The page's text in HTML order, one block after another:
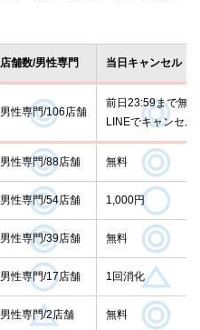
店舗数/男性専門 当日キャンセル
男性専門/106店舗
前日23:59まで無料
LINEでキャンセル
男性専門/88店舗 無料
男性専門/54店舗 1,000円
男性専門/39店舗 無料
男性専門/17店舗 1回消化
男性専門/2店舗 無料